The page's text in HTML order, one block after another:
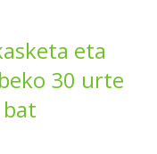
eta
30 urte